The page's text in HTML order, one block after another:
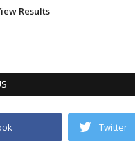
Results
Twitter